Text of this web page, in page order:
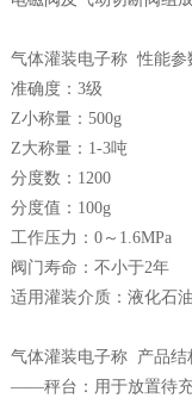
气体灌装电子称 性能参
准确度：3级
Z小称量：500g
Z大称量：1-3吨
分度数：1200
分度值：100g
工作压力：0～1.6MPa
阀门寿命：不小于2年
适用灌装介质：液化石
气体灌装电子称 产品结
——秤台：用于放置待